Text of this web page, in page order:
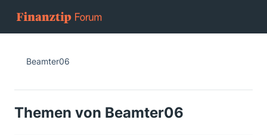
Beamter06
Themen von Beamter06